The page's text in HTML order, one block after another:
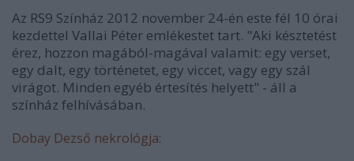
Az RS9 Színház 2012 november 24-én este fél 10 órai
kezdettel Vallai Péter emlékestet tart. "Aki késztetést
érez, hozzon magából-magával valamit: egy verset,
egy dalt, egy történetet, egy viccet, vagy egy szál
virágot. Minden egyéb értesítés helyett" - áll a
színház felhívásában.
Dobay Dezső nekrológja: